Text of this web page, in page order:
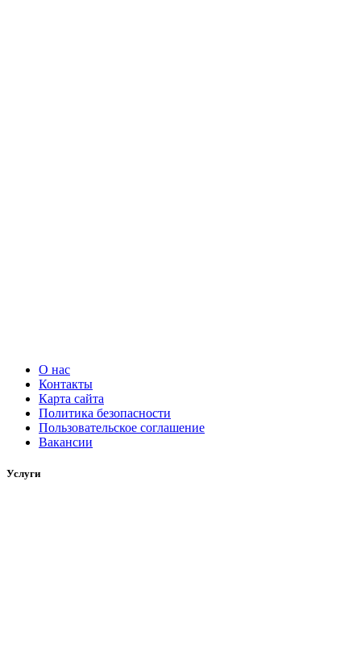
О нас
Контакты
Карта сайта
Политика безопасности
Пользовательское соглашение
Вакансии
Услуги